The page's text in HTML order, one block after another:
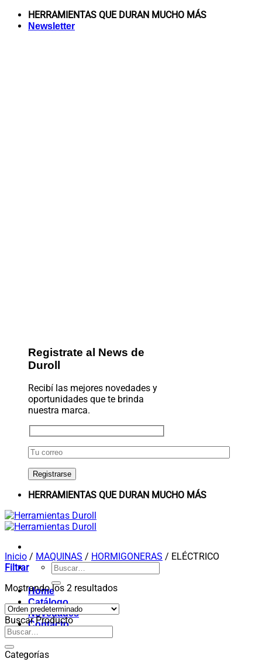
Saltar HERRAMIENTAS QUE DURAN MUCHO MÁS
Newsletter
Registrate al News de
Duroll
Recibí las mejores novedades y
oportunidades que te brinda
nuestra marca.
HERRAMIENTAS QUE DURAN MUCHO MÁS
Buscar
por:
Home
Catálogo
Novedades
Contacto
Inicio / MAQUINAS / HORMIGONERAS / ELÉCTRICO
Filtrar
Mostrando los 2 resultados
Buscar Producto
Buscar
por:
Categorías